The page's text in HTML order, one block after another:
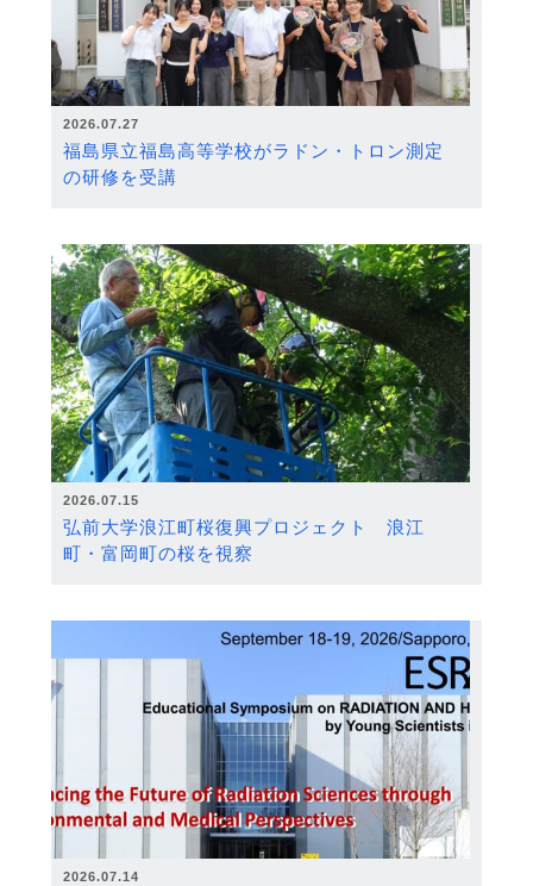
2026.07.27
福島県立福島高等学校がラドン・トロン測定
の研修を受講
2026.07.15
弘前大学浪江町桜復興プロジェクト 浪江
町・富岡町の桜を視察
2026.07.14